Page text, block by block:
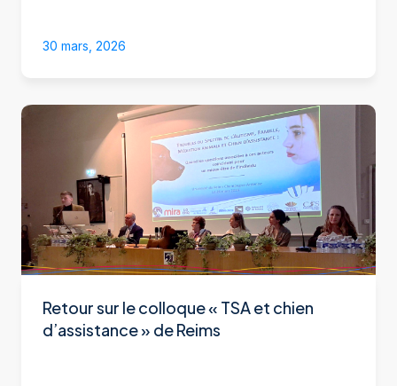
30 mars, 2026
Retour sur le colloque « TSA et chien
d’assistance » de Reims